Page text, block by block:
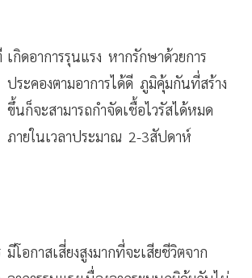
เกิดอาการรุนแรง หากรักษาด้วยการ
ประคองตามอาการได้ดี ภูมิคุ้มกันที่สร้าง
ขึ้นก็จะสามารถกำจัดเชื้อไวรัสได้หมด
ภายในเวลาประมาณ 2-3สัปดาห์
มีโอกาสเสี่ยงสูงมากที่จะเสียชีวิตจาก